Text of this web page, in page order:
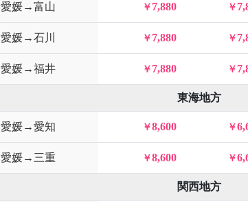
愛媛→富山 7,880
愛媛→石川 7,880
愛媛→福井 7,880
東海地方
愛媛→愛知 8,600
愛媛→三重 8,600
関西地方